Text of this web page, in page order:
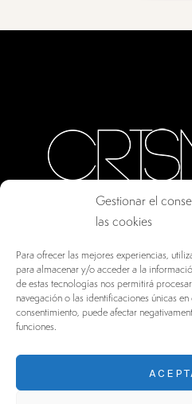
Gestionar el
las cookies
Para ofrecer las mejores experiencias,
para almacenar y/o acceder a la
de estas tecnologías nos permitirá
navegación o las identificaciones únicas
consentimiento, puede afectar
funciones.
28770,
+34 902